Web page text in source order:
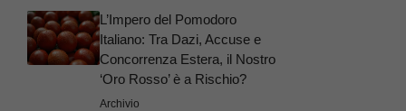
L’Impero del Pomodoro
Italiano: Tra Dazi, Accuse e
Concorrenza Estera, il Nostro
‘Oro Rosso’ è a Rischio?
Archivio